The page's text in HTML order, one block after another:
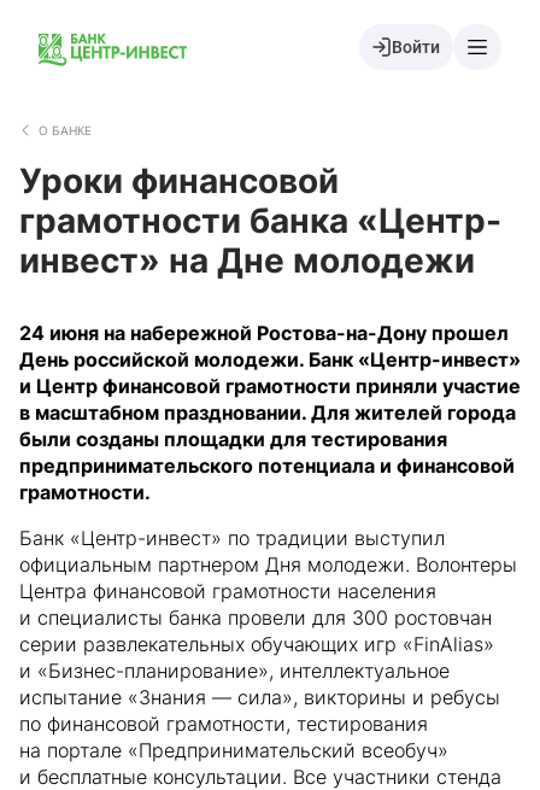
Войти
О БАНКЕ
Уроки финансовой
грамотности банка «Центр-
инвест» на Дне молодежи
24 июня на набережной Ростова-на-Дону прошел
День российской молодежи. Банк «Центр-инвест»
и Центр финансовой грамотности приняли участие
в масштабном праздновании. Для жителей города
были созданы площадки для тестирования
предпринимательского потенциала и финансовой
грамотности.
Банк «Центр-инвест» по традиции выступил
официальным партнером Дня молодежи. Волонтеры
Центра финансовой грамотности населения
и специалисты банка провели для 300 ростовчан
серии развлекательных обучающих игр «FinAlias»
и «Бизнес-планирование», интеллектуальное
испытание «Знания — сила», викторины и ребусы
по финансовой грамотности, тестирования
на портале «Предпринимательский всеобуч»
и бесплатные консультации. Все участники стенда